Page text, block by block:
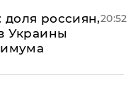
доля россиян,
Украины
20:52